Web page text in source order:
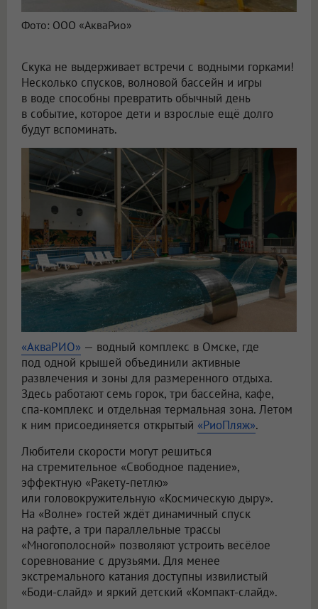
Фото: ООО «АкваРио»
Скука не выдерживает встречи с водными горками!
Несколько спусков, волновой бассейн и игры
в воде способны превратить обычный день
в событие, которое дети и взрослые ещё долго
будут вспоминать.
«АкваРИО» — водный комплекс в Омске, где
под одной крышей объединили активные
развлечения и зоны для размеренного отдыха.
Здесь работают семь горок, три бассейна, кафе,
спа-комплекс и отдельная термальная зона. Летом
к ним присоединяется открытый «РиоПляж».
Любители скорости могут решиться
на стремительное «Свободное падение»,
эффектную «Ракету-петлю»
или головокружительную «Космическую дыру».
На «Волне» гостей ждёт динамичный спуск
на рафте, а три параллельные трассы
«Многополосной» позволяют устроить весёлое
соревнование с друзьями. Для менее
экстремального катания доступны извилистый
«Боди-слайд» и яркий детский «Компакт-слайд».